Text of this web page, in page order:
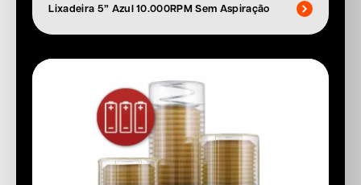
Lixadeira 5” Azul 10.000RPM Sem Aspiração